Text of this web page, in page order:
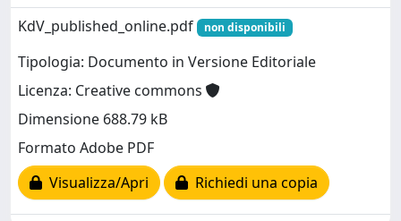
KdV_published_online.pdf
non disponibili
Tipologia: Documento in Versione Editoriale
Licenza: Creative commons
Dimensione 688.79 kB
Formato Adobe PDF
Visualizza/Apri
Richiedi una copia